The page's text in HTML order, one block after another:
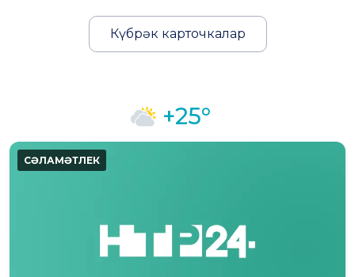
Күбрәк карточкалар
+25°